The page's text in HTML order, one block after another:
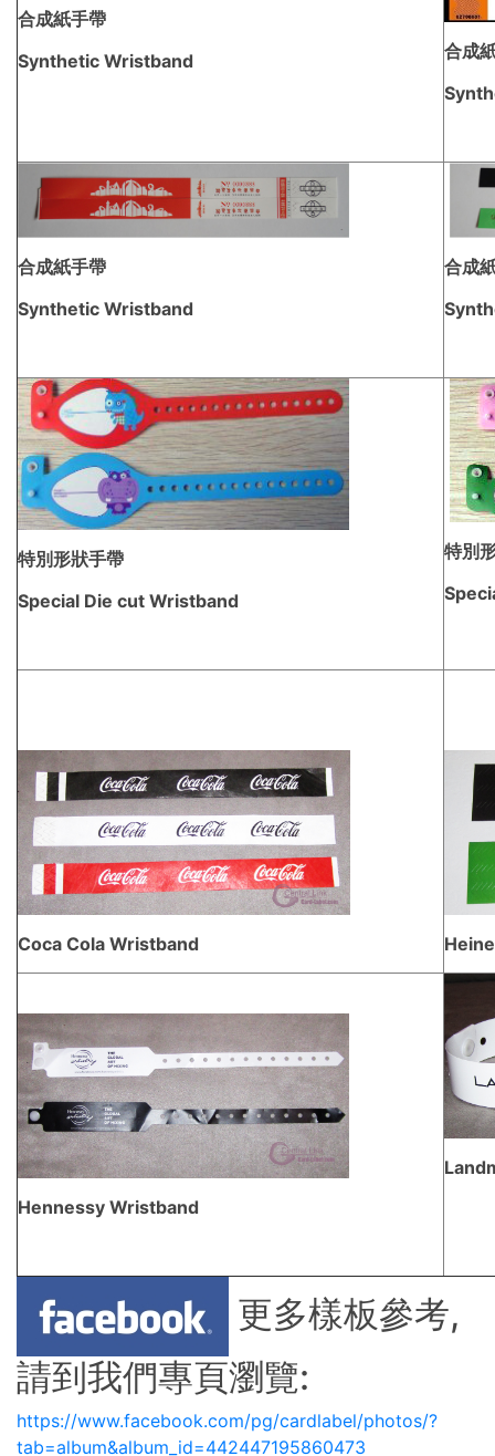
合成紙手帶
Synthetic Wristband
合成
合成紙手帶
Synthetic Wristband
合成
特別形狀手帶
Special Die cut Wristband
特別
Coca Cola Wristband
Hennessy Wristband
更多樣板參考,
請到我們專頁瀏覽:
https://www.facebook.com/pg/cardlabel/photos/?
tab=album&album_id=442447195860473